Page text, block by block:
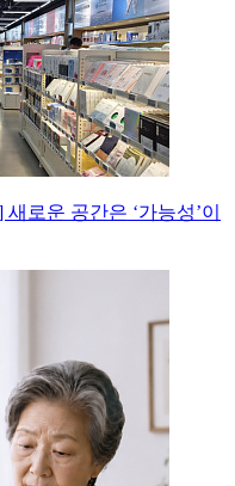
로운 공간은 ‘가능성’이